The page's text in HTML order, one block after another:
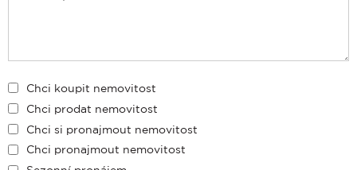
Chci koupit nemovitost
Chci prodat nemovitost
Chci si pronajmout nemovitost
Chci pronajmout nemovitost